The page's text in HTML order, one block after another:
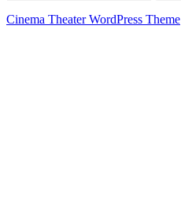
Cinema Theater WordPress Theme